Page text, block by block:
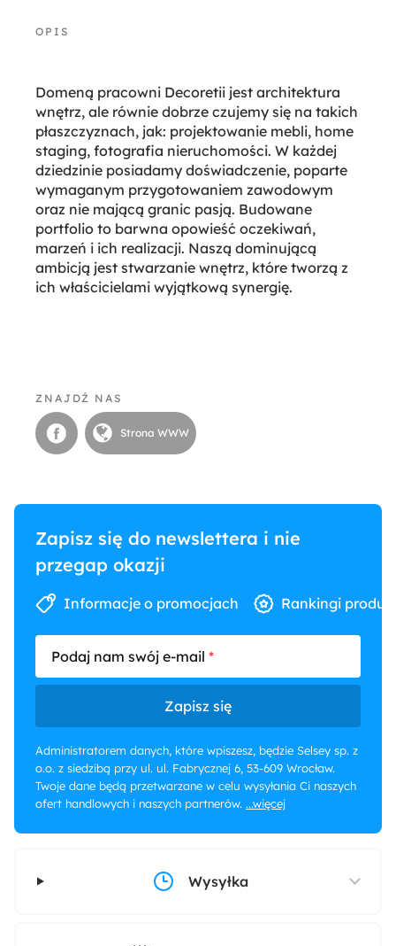
Domeną pracowni Decoretii jest architektura
wnętrz, ale równie dobrze czujemy się na takich
płaszczyznach, jak: projektowanie mebli, home
staging, fotografia nieruchomości. W każdej
dziedzinie posiadamy doświadczenie, poparte
wymaganym przygotowaniem zawodowym
oraz nie mającą granic pasją. Budowane
portfolio to barwna opowieść oczekiwań,
marzeń i ich realizacji. Naszą dominującą
ambicją jest stwarzanie wnętrz, które tworzą z
ich właścicielami wyjątkową synergię.
ZNAJDŹ NAS
Strona WWW
Zapisz się do newslettera i nie
przegap okazji
Informacje o promocjach Rankingi
Podaj nam swój e-mail
Zapisz się
Administratorem danych, które wpiszesz, będzie Selsey sp. z
o.o. z siedzibą przy ul. ul. Fabrycznej 6, 53-609 Wrocław.
Twoje dane będą przetwarzane w celu wysyłania Ci naszych
ofert handlowych i naszych partnerów. ...więcej
Wysyłka